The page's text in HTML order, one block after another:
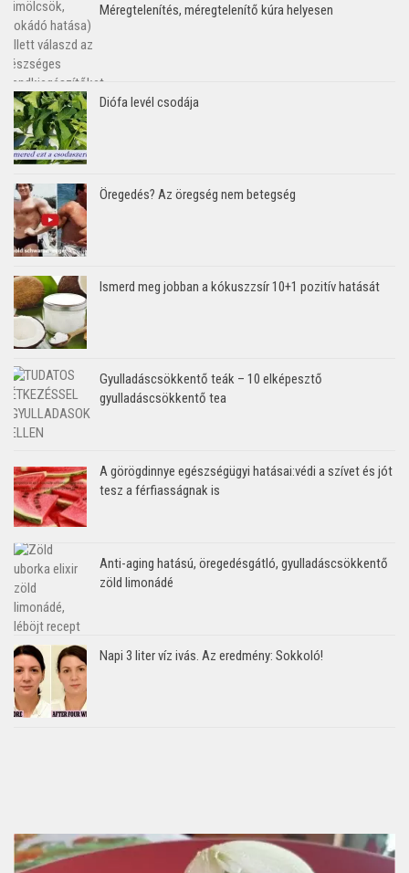
Méregtelenítés, méregtelenítő kúra helyesen
Diófa levél csodája
Öregedés? Az öregség nem betegség
Ismerd meg jobban a kókuszzsír 10+1 pozitív hatását
Gyulladáscsökkentő teák – 10 elképesztő
gyulladáscsökkentő tea
A görögdinnye egészségügyi hatásai:védi a szívet és jót
tesz a férfiasságnak is
Anti-aging hatású, öregedésgátló, gyulladáscsökkentő
zöld limonádé
Napi 3 liter víz ivás. Az eredmény: Sokkoló!